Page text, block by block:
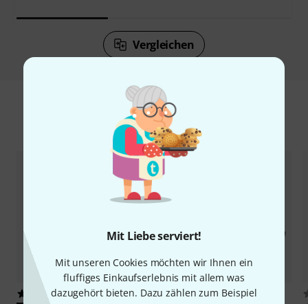
Mit Liebe serviert!
Mit unseren Cookies möchten wir Ihnen ein
fluffiges Einkaufserlebnis mit allem was
dazugehört bieten. Dazu zählen zum Beispiel
Vergleichen
Zubehör & passende Artikel
10 2